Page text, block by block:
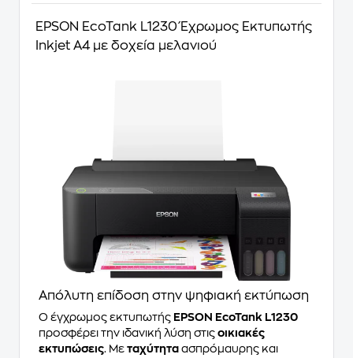
EPSON EcoTank L1230 Έχρωμος Εκτυπωτής
Inkjet Α4 με δοχεία μελανιού
Απόλυτη επίδοση στην ψηφιακή εκτύπωση
Ο έγχρωμος εκτυπωτής EPSON EcoTank L1230
προσφέρει την ιδανική λύση στις οικιακές
εκτυπώσεις. Με ταχύτητα ασπρόμαυρης και